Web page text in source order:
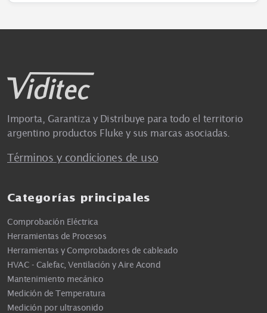
Importa, Garantiza y Distribuye para todo el territorio
argentino productos Fluke y sus marcas asociadas.
Términos y condiciones de uso
Categorías principales
Comprobación Eléctrica
Herramientas de Procesos
Herramientas y Comprobadores de cableado
HVAC - Calefac, Ventilación y Aire Acond
Mantenimiento mecánico
Medición de Temperatura
Medición por ultrasonido